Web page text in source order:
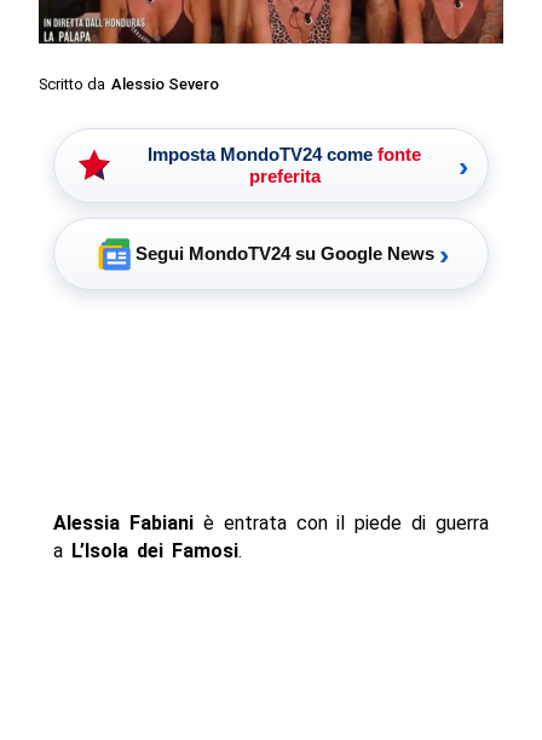
Scritto da Alessio Severo
Imposta MondoTV24 come fonte
preferita
›
Segui MondoTV24 su Google News ›
Alessia Fabianiè entrata con il piede di guerra
aL’Isola dei Famosi.